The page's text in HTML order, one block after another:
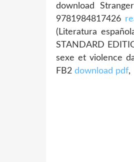
download
9781984817426
(Literatura
STANDARD
sexe et violence
FB2 download pdf,